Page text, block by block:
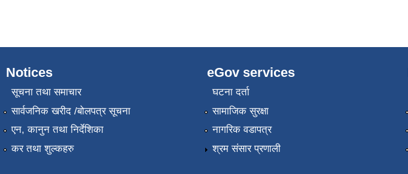
Notices
सूचना तथा समाचार
सार्वजनिक खरीद /बोलपत्र सूचना
एन, कानुन तथा निर्देशिका
कर तथा शुल्कहरु
eGov services
घटना दर्ता
सामाजिक सुरक्षा
नागरिक वडापत्र
श्रम संसार प्रणाली